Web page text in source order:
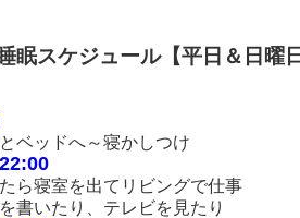
眠スケジュール【平日＆日曜
ベッドへ～寝かしつけ
ら寝室を出てリビングで仕事
書いたり、テレビを見たり